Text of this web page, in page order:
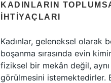
KADINLARIN
İHTIYAÇLARI
Kadınlar, geleneksel olarak
boşanma sırasında evin
fiziksel bir mekân değil,
görülmesini istemektedirler.